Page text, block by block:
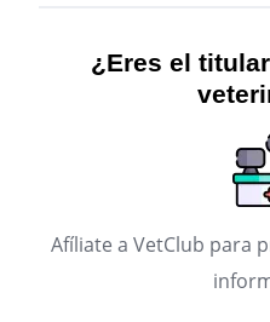
¿Eres el
Afíliate a VetClub para